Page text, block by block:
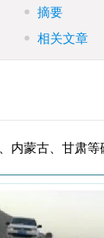
摘要
相关文章
内蒙古、甘肃